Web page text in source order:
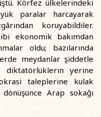
Körfez ülkelerindeki
paralar harcayarak
koruyabildiler.
ekonomik bakımdan
oldu; bazılarında
meydanlar şiddetle
diktatörlüklerin yerine
taleplerine kulak
Arap sokağı